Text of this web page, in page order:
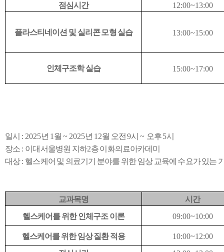
점심시간
12:00~13:00
플라스티네이션 및 실리콘 모형 실습 13:00~15:00
인체구조학 실습 15:00~17:00
일시 : 2025년 1 월 ~ 2025년 12월 오전9시~ 오후5시
장소 : 이대서울병원 지하2층 이화의료아카데미
대상: 헬스케어 및 의료기기 분야를 위한 임상 교육에 수요가 있는
교과목명
시간
헬스케어를 위한 인체구조 이론
09:00~10:00
헬스케어를 위한 임상 질환 적용
10:00~12:00